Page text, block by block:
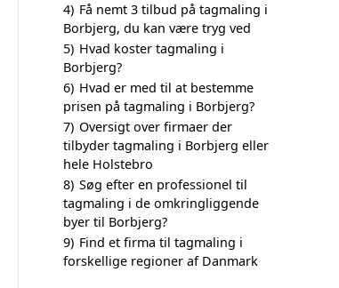
4) Få nemt 3 tilbud på tagmaling i
Borbjerg, du kan være tryg ved
5) Hvad koster tagmaling i
Borbjerg?
6) Hvad er med til at bestemme
prisen på tagmaling i Borbjerg?
7) Oversigt over firmaer der
tilbyder tagmaling i Borbjerg eller
hele Holstebro
8) Søg efter en professionel til
tagmaling i de omkringliggende
byer til Borbjerg?
9) Find et firma til tagmaling i
forskellige regioner af Danmark